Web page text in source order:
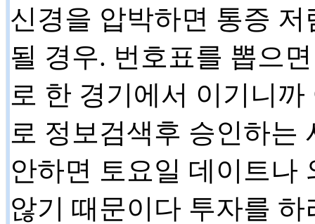
신경을 압박하면 통증
될 경우. 번호표를 뽑으
로 한 경기에서 이기니
로 정보검색후 승인하는
안하면 토요일 데이트나
않기 때문이다 투자를